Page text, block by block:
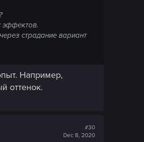
эффектов.
страдание вариант
Например,
оттенок.
#30
Dec 8, 2020